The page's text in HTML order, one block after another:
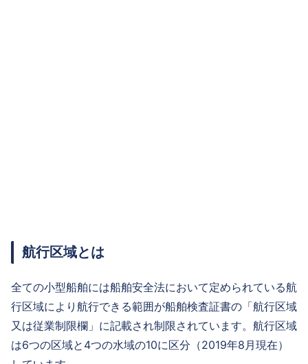
航行区域とは
全ての小型船舶には船舶安全法において定められている航
行区域により航行できる範囲が船舶検査証書の「航行区域
又は従業制限欄」に記載され制限されています。航行区域
は6つの区域と4つの水域の10に区分（2019年8月現在）